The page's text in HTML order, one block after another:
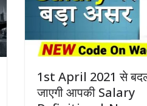
1st April 2021 से
जाएगी आपकी Salary